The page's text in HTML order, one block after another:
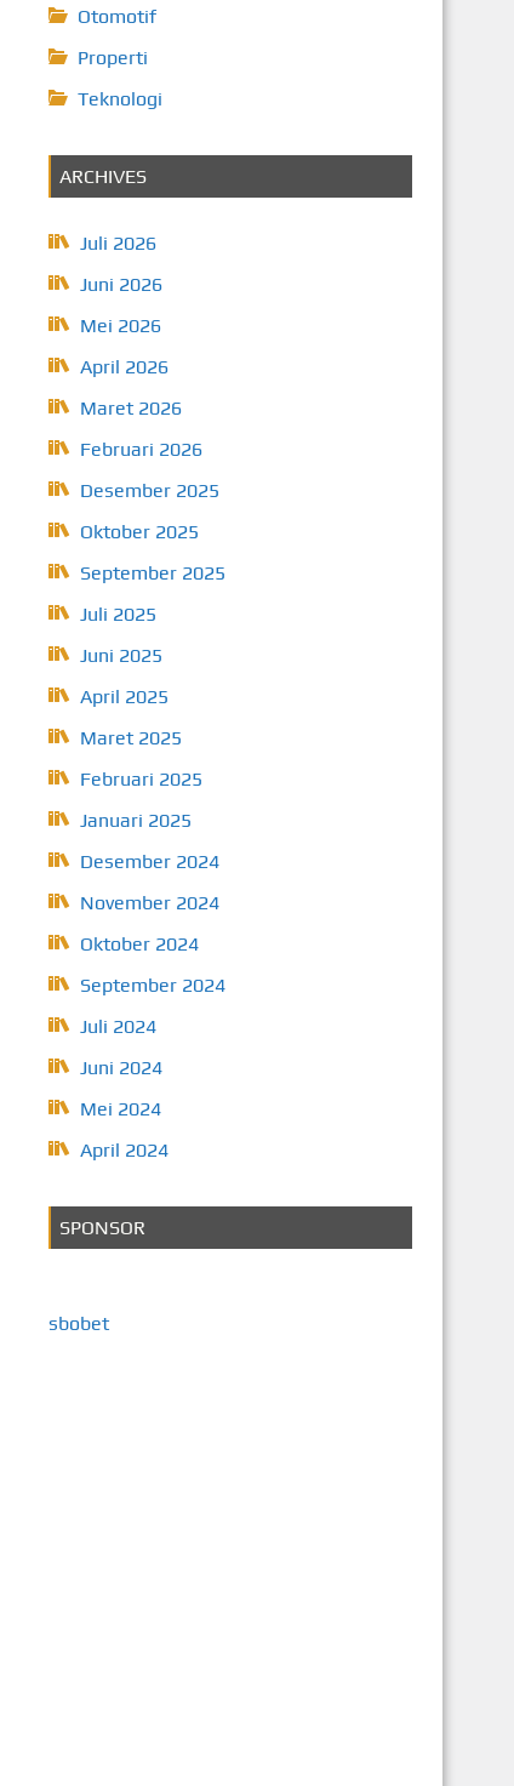
Otomotif
Properti
Teknologi
ARCHIVES
Juli 2026
Juni 2026
Mei 2026
April 2026
Maret 2026
Februari 2026
Desember 2025
Oktober 2025
September 2025
Juli 2025
Juni 2025
April 2025
Maret 2025
Februari 2025
Januari 2025
Desember 2024
November 2024
Oktober 2024
September 2024
Juli 2024
Juni 2024
Mei 2024
April 2024
SPONSOR
sbobet